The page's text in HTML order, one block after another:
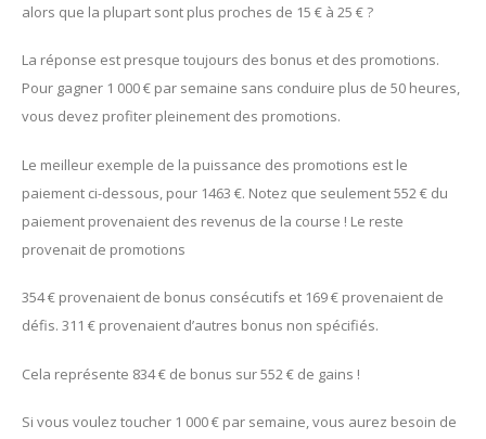
alors que la plupart sont plus proches de 15 € à 25 € ?
La réponse est presque toujours des bonus et des promotions.
Pour gagner 1 000 € par semaine sans conduire plus de 50 heures,
vous devez profiter pleinement des promotions.
Le meilleur exemple de la puissance des promotions est le
paiement ci-dessous, pour 1463 €. Notez que seulement 552 € du
paiement provenaient des revenus de la course ! Le reste
provenait de promotions
354 € provenaient de bonus consécutifs et 169 € provenaient de
défis. 311 € provenaient d’autres bonus non spécifiés.
Cela représente 834 € de bonus sur 552 € de gains !
Si vous voulez toucher 1 000 € par semaine, vous aurez besoin de